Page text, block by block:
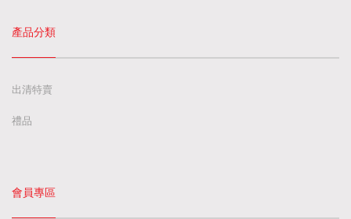
產品分類
出清特賣
禮品
會員專區